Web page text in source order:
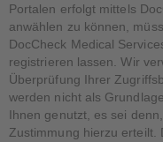
Portalen erfolgt mittels
anwählen zu können,
DocCheck Medical
registrieren lassen. Wir
Überprüfung Ihrer
werden nicht als
Ihnen genutzt, es sei
Zustimmung hierzu erteilt.